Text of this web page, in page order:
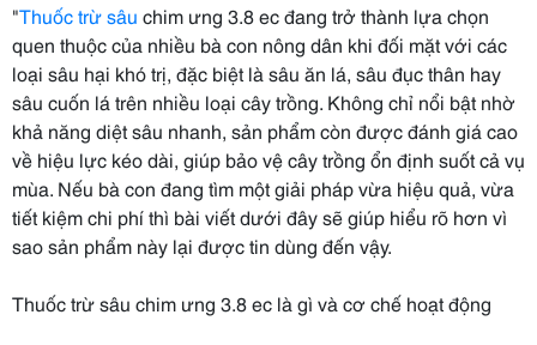
"Thuốc trừ sâu chim ưng 3.8 ec đang trở thành lựa chọn
quen thuộc của nhiều bà con nông dân khi đối mặt với các
loại sâu hại khó trị, đặc biệt là sâu ăn lá, sâu đục thân hay
sâu cuốn lá trên nhiều loại cây trồng. Không chỉ nổi bật nhờ
khả năng diệt sâu nhanh, sản phẩm còn được đánh giá cao
về hiệu lực kéo dài, giúp bảo vệ cây trồng ổn định suốt cả vụ
mùa. Nếu bà con đang tìm một giải pháp vừa hiệu quả, vừa
tiết kiệm chi phí thì bài viết dưới đây sẽ giúp hiểu rõ hơn vì
sao sản phẩm này lại được tin dùng đến vậy.
Thuốc trừ sâu chim ưng 3.8 ec là gì và cơ chế hoạt động